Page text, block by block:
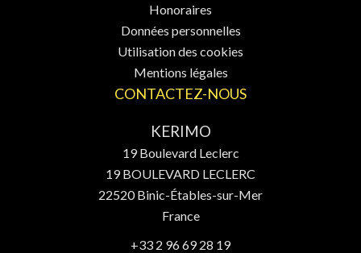
Honoraires
Données personnelles
Utilisation des cookies
Mentions légales
CONTACTEZ-NOUS
KERIMO
19 Boulevard Leclerc
19 BOULEVARD LECLERC
22520Binic-Étables-sur-Mer
France
+33 2 96 69 28 19